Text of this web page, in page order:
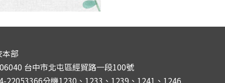
本部
台中市北屯區經貿路一段100號
22053366分機1230、1233、1239、1241、1246